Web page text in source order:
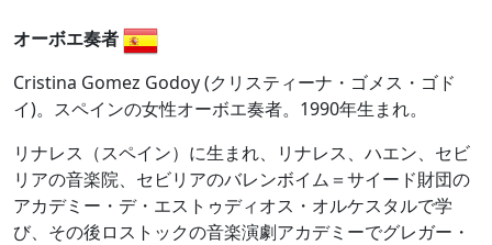
オーボエ奏者
Cristina Gomez Godoy (クリスティーナ・ゴメス・ゴド
イ)。スペインの女性オーボエ奏者。1990年生まれ。
リナレス（スペイン）に生まれ、リナレス、ハエン、セビ
リアの音楽院、セビリアのバレンボイム＝サイード財団の
アカデミー・デ・エストゥディオス・オルケスタルで学
び、その後ロストックの音楽演劇アカデミーでグレガー・